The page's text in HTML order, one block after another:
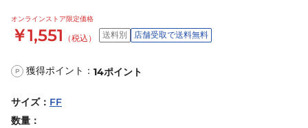
オンラインストア限定価格
￥1,551 （税込） 送料別 店舗受取で送料無料
P 獲得ポイント： 14ポイント
サイズ： FF
数量：